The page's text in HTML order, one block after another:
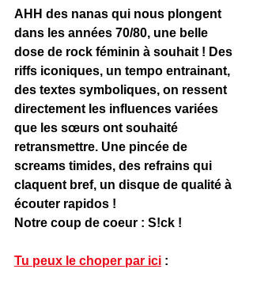
AHH des nanas qui nous plongent
dans les années 70/80, une belle
dose de rock féminin à souhait ! Des
riffs iconiques, un tempo entrainant,
des textes symboliques, on ressent
directement les influences variées
que les sœurs ont souhaité
retransmettre. Une pincée de
screams timides, des refrains qui
claquent bref, un disque de qualité à
écouter rapidos !
Notre coup de coeur : S!ck !
Tu peux le choper par ici :